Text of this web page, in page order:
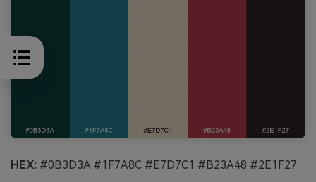
HEX: #0B3D3A #1F7A8C #E7D7C1 #B23A48 #2E1F27